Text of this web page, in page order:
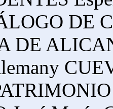
DE
DE